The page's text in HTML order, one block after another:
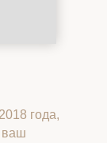
года,
ваш